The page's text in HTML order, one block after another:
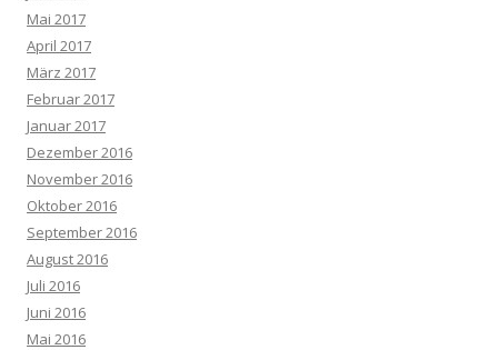
Mai 2017
April 2017
März 2017
Februar 2017
Januar 2017
Dezember 2016
November 2016
Oktober 2016
September 2016
August 2016
Juli 2016
Juni 2016
Mai 2016